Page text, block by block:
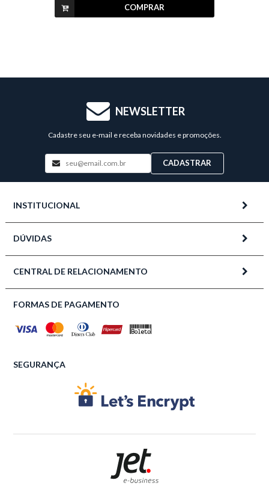
COMPRAR
NEWSLETTER
Cadastre seu e-mail e receba novidades e promoções.
CADASTRAR
INSTITUCIONAL
DÚVIDAS
CENTRAL DE RELACIONAMENTO
FORMAS DE PAGAMENTO
SEGURANÇA